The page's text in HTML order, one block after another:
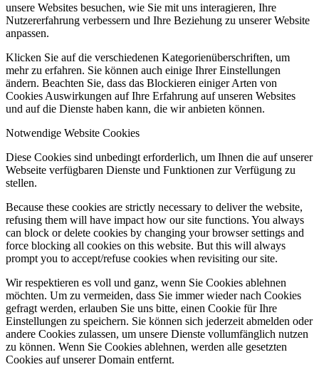
unsere Websites besuchen, wie Sie mit uns interagieren, Ihre
Nutzererfahrung verbessern und Ihre Beziehung zu unserer Website
anpassen.
Klicken Sie auf die verschiedenen Kategorienüberschriften, um
mehr zu erfahren. Sie können auch einige Ihrer Einstellungen
ändern. Beachten Sie, dass das Blockieren einiger Arten von
Cookies Auswirkungen auf Ihre Erfahrung auf unseren Websites
und auf die Dienste haben kann, die wir anbieten können.
Notwendige Website Cookies
Diese Cookies sind unbedingt erforderlich, um Ihnen die auf unserer
Webseite verfügbaren Dienste und Funktionen zur Verfügung zu
stellen.
Because these cookies are strictly necessary to deliver the website,
refusing them will have impact how our site functions. You always
can block or delete cookies by changing your browser settings and
force blocking all cookies on this website. But this will always
prompt you to accept/refuse cookies when revisiting our site.
Wir respektieren es voll und ganz, wenn Sie Cookies ablehnen
möchten. Um zu vermeiden, dass Sie immer wieder nach Cookies
gefragt werden, erlauben Sie uns bitte, einen Cookie für Ihre
Einstellungen zu speichern. Sie können sich jederzeit abmelden oder
andere Cookies zulassen, um unsere Dienste vollumfänglich nutzen
zu können. Wenn Sie Cookies ablehnen, werden alle gesetzten
Cookies auf unserer Domain entfernt.